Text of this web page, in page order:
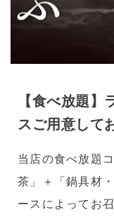
【食べ放題】
スご用意して
当店の食べ放題
茶」＋「鍋具材
ースによってお